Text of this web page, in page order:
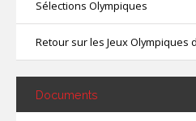
Sélections Olympiques
Retour sur les Jeux Olympiques
Documents